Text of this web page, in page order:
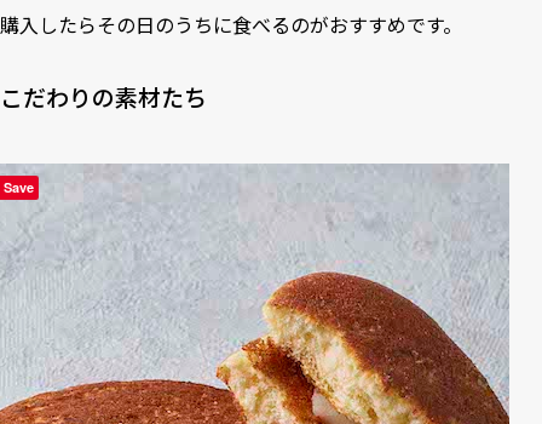
購入したらその日のうちに食べるのがおすすめです。
こだわりの素材たち
Save